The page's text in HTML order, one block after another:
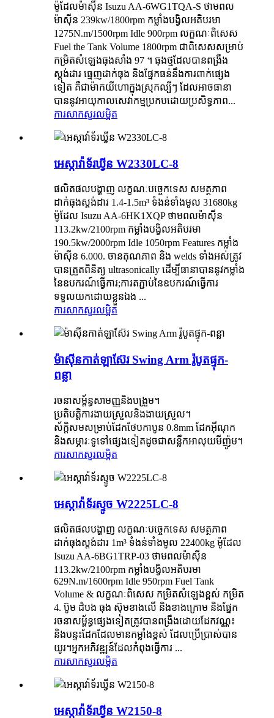
ម៉ូដែលម៉ាស៊ីន Isuzu AA-6WG1TQA-S ថាមពល
ម៉ាស៊ីន 239kw/1800rpm កម្លាំងបង្វិលអតិបរមា
1275N.m/1500rpm Idle 900rpm លក្ខណៈពិសេស
Fuel the Tank Volume 1800rpm ជាពិសេសសម្រាប់
កម្រិតសំឡេងធុងសាំង 97 ។ ធុងថ្មដែលបានពង្រឹង
ស្តង់ដារ ធ្មេញដាក់ធុង និងផ្នែកធន់នឹងការពាក់ផ្សេង
ទៀត គឺជាម៉ាកយីហោក្នុងស្រុកល្បីៗ ដែលអាចធានា
បាននូវអាយុកាលសេវាកម្មប្រកបដោយប្រសិទ្ធភាព...
ការសាកសួរលម្អិត
អេស្កាវ៉ាទ័រឃ្វីន W2330LC-8
ផលិតផលបង្ហាញ លក្ខណៈបច្ចេកទេស សមត្ថភាព
ដាក់ធុងស្ដង់ដារ 1.4-1.5m³ ទំងន់ទាំងមូល 31680kg
ម៉ូដែល Isuzu AA-6HK1XQP ថាមពលម៉ាស៊ីន
113.2kw/2100rpm កម្លាំងបង្វិលអតិបរមា
190.5kw/2000rpm Idle 1050rpm Features កម្លាំង
ម៉ាស៊ីន 6.000. ចានគុណភាព និង welds ទាំងអស់ត្រូវ
បានត្រួតពិនិត្យ ultrasonically ដើម្បីធានាបាននូវកម្លាំង
នៃឧបករណ៍ធ្វើការ;ការតភ្ជាប់នៃឧបករណ៍ធ្វើការ
ទទួលយកដោយខ្លួនឯង ...
ការសាកសួរលម្អិត
ម៉ាស៊ីនកាត់ឡាស៊ែរ Swing Arm រ៉ូបូតផ្ទុក-
ពន្លា
រចនាសម្ព័ន្ធសាមញ្ញនិងបង្រួម។
ប្រតិបត្តិការងាយស្រួលនិងងាយស្រួល។
ស័ក្តិសមសម្រាប់ដែកថែបកាបូន 0.8mm ដែកអ៊ីណុក
និងសម្ភារៈទូទៅផ្សេងទៀតដូចជាសន្លឹកអាលុយមីញ៉ូម។
ការសាកសួរលម្អិត
អេស្កាវ៉ាទ័រស្ទូច W2225LC-8
ផលិតផលបង្ហាញ លក្ខណៈបច្ចេកទេស សមត្ថភាព
ដាក់ធុងស្តង់ដារ 1m³ ទំងន់ទាំងមូល 22400kg ម៉ូដែល
Isuzu AA-6BG1TRP-03 ថាមពលម៉ាស៊ីន
113.2kw/2100rpm កម្លាំងបង្វិលអតិបរមា
629N.m/1600rpm Idle 950rpm Fuel Tank
Volume & លក្ខណៈពិសេស កម្រិតសំឡេងខ្ពស់ កម្រិត
4. ប៊ូម ដំបង ធុង ស៊ុមខាងលើ និងខាងក្រោម និងផ្នែក
រចនាសម្ព័ន្ធផ្សេងទៀតត្រូវបានពង្រឹងដោយដែកវណ្ណះ
និងបន្ទះដែកដែលមានកម្លាំងខ្ពស់ ដែលប្រើប្រាស់បាន
យូរ។អ្នកអភិវឌ្ឍន៍ដែលកំពុងធ្វើការ ...
ការសាកសួរលម្អិត
អេស្កាវ៉ាទ័រឃ្វីន W2150-8